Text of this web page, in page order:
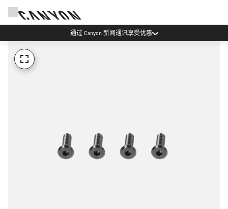
通过 Canyon 新闻通讯享受优惠